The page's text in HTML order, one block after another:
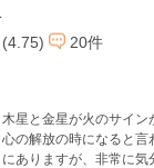
(4.75) 20件
木星と金星が火のサイン
心の解放の時になると
にありますが、非常に気